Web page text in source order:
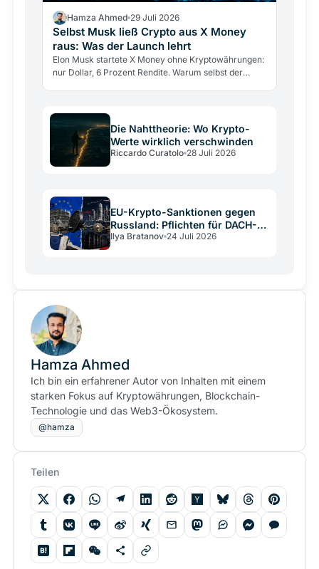
Hamza Ahmed 29 Juli 2026
Selbst Musk ließ Crypto aus X Money
raus: Was der Launch lehrt
Elon Musk startete X Money ohne Kryptowährungen:
nur Dollar, 6 Prozent Rendite. Warum selbst der
Die Nahttheorie: Wo Krypto-
Werte wirklich verschwinden
Riccardo Curatolo 28 Juli 2026
EU-Krypto-Sanktionen gegen
Russland: Pflichten für DACH-
Betreiber
Ilya Bratanov 24 Juli 2026
Hamza Ahmed
Ich bin ein erfahrener Autor von Inhalten mit einem
starken Fokus auf Kryptowährungen, Blockchain-
Technologie und das Web3-Ökosystem.
@hamza
Teilen